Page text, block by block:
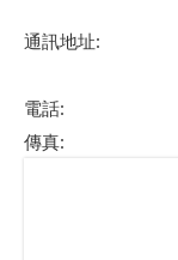
通訊地址:
電話:
傳真: